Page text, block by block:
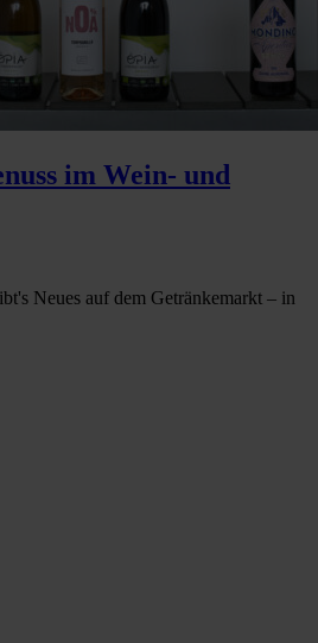
im Wein- und
Neues auf dem Getränkemarkt – in